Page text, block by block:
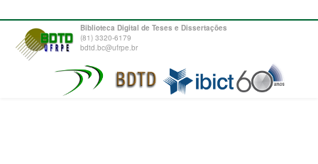
Biblioteca Digital de Teses e Dissertações
(81) 3320-6179
bdtd.bc@ufrpe.br